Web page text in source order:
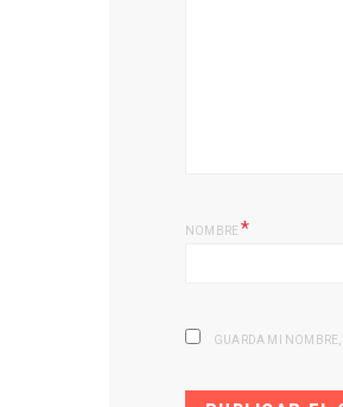
NOMBRE *
GUARDA MI NOMBRE,